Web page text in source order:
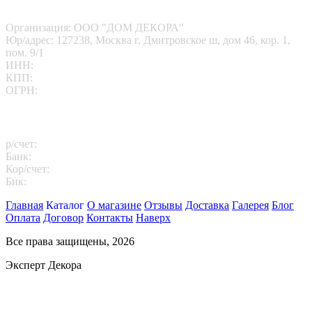
Организация: ООО "ДОМ ДЕКОРА"
Юр/адрес: 127238, Москва г, Дмитровское ш, дом 46, кор. 1,
пом. 9/1
ИНН:
КПП:
ОГРН:
р/счет:
Банк:
Кор/счет:
Бик:
Главная Каталог О магазине Отзывы Доставка Галерея Блог
Оплата Договор Контакты Наверх
Все права защищены, 2026
Эксперт Декора